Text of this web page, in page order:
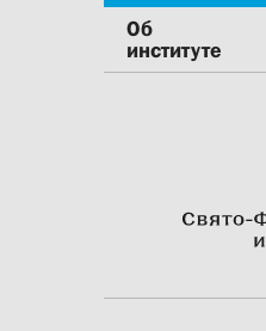
Об
институте